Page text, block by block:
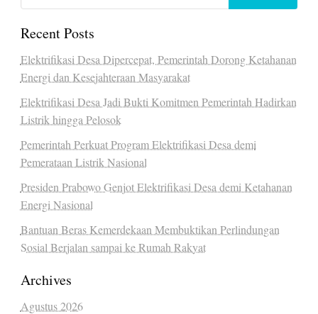
Recent Posts
Elektrifikasi Desa Dipercepat, Pemerintah Dorong Ketahanan
Energi dan Kesejahteraan Masyarakat
Elektrifikasi Desa Jadi Bukti Komitmen Pemerintah Hadirkan
Listrik hingga Pelosok
Pemerintah Perkuat Program Elektrifikasi Desa demi
Pemerataan Listrik Nasional
Presiden Prabowo Genjot Elektrifikasi Desa demi Ketahanan
Energi Nasional
Bantuan Beras Kemerdekaan Membuktikan Perlindungan
Sosial Berjalan sampai ke Rumah Rakyat
Archives
Agustus 2026